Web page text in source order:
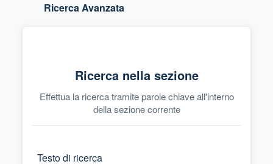
Ricerca Avanzata
Ricerca nella sezione
Effettua la ricerca tramite parole chiave all'interno
della sezione corrente
Testo di ricerca